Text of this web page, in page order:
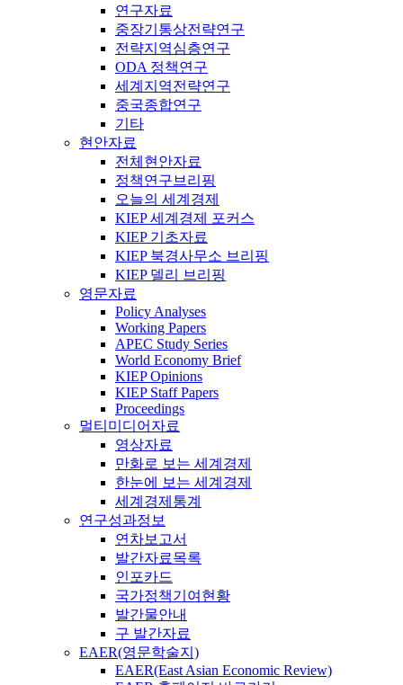
연구자료
중장기통상전략연구
전략지역심층연구
ODA 정책연구
세계지역전략연구
중국종합연구
기타
현안자료
전체현안자료
정책연구브리핑
오늘의 세계경제
KIEP 세계경제 포커스
KIEP 기초자료
KIEP 북경사무소 브리핑
KIEP 델리 브리핑
영문자료
Policy Analyses
Working Papers
APEC Study Series
World Economy Brief
KIEP Opinions
KIEP Staff Papers
Proceedings
멀티미디어자료
영상자료
만화로 보는 세계경제
한눈에 보는 세계경제
세계경제통계
연구성과정보
연차보고서
발간자료목록
인포카드
국가정책기여현황
발간물안내
구 발간자료
EAER(영문학술지)
EAER(East Asian Economic Review)